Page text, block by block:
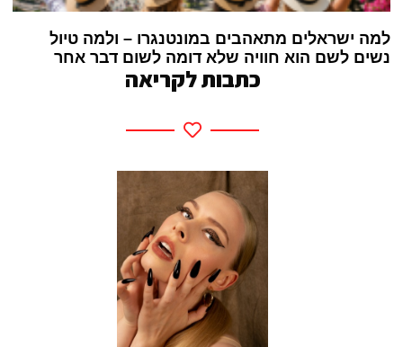
למה ישראלים מתאהבים במונטנגרו – ולמה טיול
נשים לשם הוא חוויה שלא דומה לשום דבר אחר
כתבות לקריאה